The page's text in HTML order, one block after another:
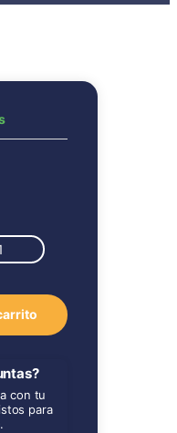
con tu
para